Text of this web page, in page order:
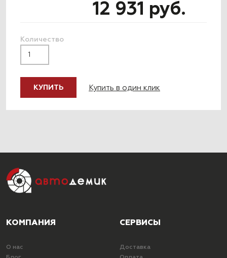
12 931 руб.
Количество
КУПИТЬ Купить в один клик
КОМПАНИЯ
О нас
СЕРВИСЫ
Доставка